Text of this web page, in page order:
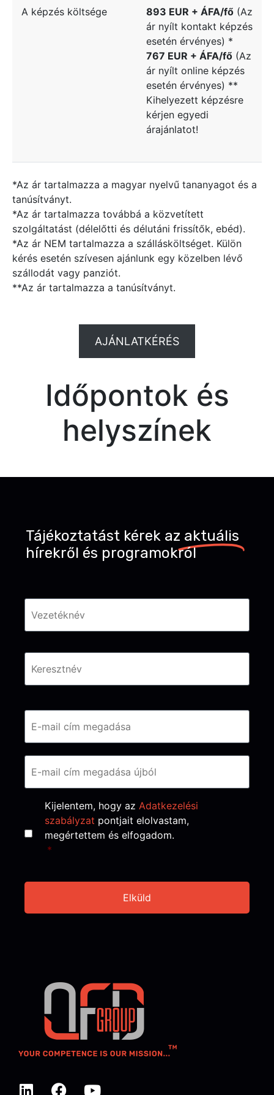
A képzés költsége 893 EUR + ÁFA/fő (Az
ár nyílt kontakt képzés
esetén érvényes) *
767 EUR + ÁFA/fő (Az
ár nyílt online képzés
esetén érvényes) **
Kihelyezett képzésre
kérjen egyedi
árajánlatot!
*Az ár tartalmazza a magyar nyelvű tananyagot és a
tanúsítványt.
*Az ár tartalmazza továbbá a közvetített
szolgáltatást (délelőtti és délutáni frissítők, ebéd).
*Az ár NEM tartalmazza a szállásköltséget. Külön
kérés esetén szívesen ajánlunk egy közelben lévő
szállodát vagy panziót.
**Az ár tartalmazza a tanúsítványt.
AJÁNLATKÉRÉS
Időpontok és
helyszínek
Tájékoztatást kérek az aktuális
hírekről és programokról
Név *
Email *
Consent *
Kijelentem, hogy az Adatkezelési
szabályzat pontjait elolvastam,
megértettem és elfogadom.
*